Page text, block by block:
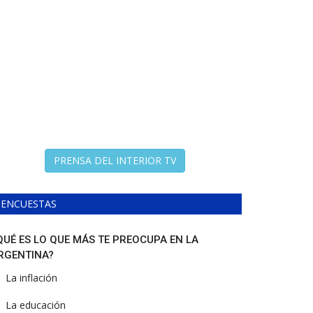
PRENSA DEL INTERIOR TV
ENCUESTAS
ES LO QUE MÁS TE PREOCUPA EN LA
La inflación
La educación